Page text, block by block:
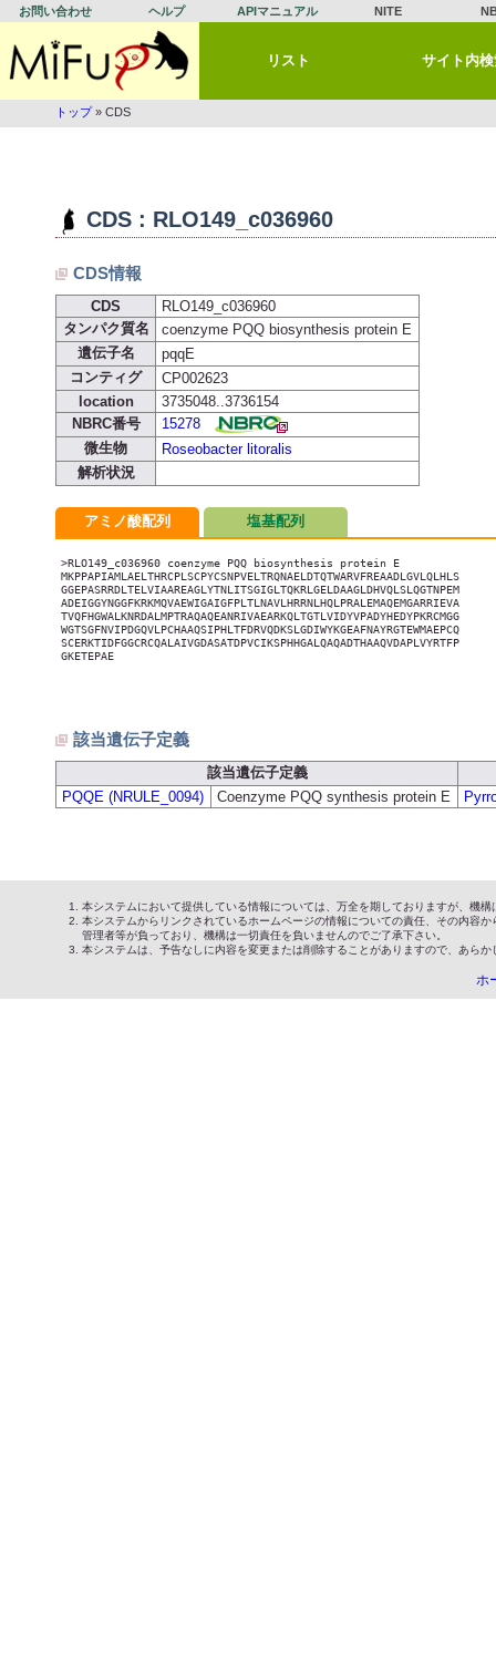
お問い合わせ ヘルプ APIマニュアル NITE
リスト サイト内
トップ» CDS
CDS : RLO149_c036960
CDS情報
CDS
RLO149_c036960
タンパク質名
coenzyme PQQ biosynthesis protein E
遺伝子名
pqqE
コンティグ
CP002623
location
3735048..3736154
NBRC番号
15278
微生物
Roseobacter litoralis
解析状況
アミノ酸配列 塩基配列
>RLO149_c036960 coenzyme PQQ biosynthesis protein E
MKPPAPIAMLAELTHRCPLSCPYCSNPVELTRQNAELDTQTWARVFREAADLGVLQLHLS
GGEPASRRDLTELVIAAREAGLYTNLITSGIGLTQKRLGELDAAGLDHVQLSLQGTNPEM
ADEIGGYNGGFKRKMQVAEWIGAIGFPLTLNAVLHRRNLHQLPRALEMAQEMGARRIEVA
TVQFHGWALKNRDALMPTRAQAQEANRIVAEARKQLTGTLVIDYVPADYHEDYPKRCMGG
WGTSGFNVIPDGQVLPCHAAQSIPHLTFDRVQDKSLGDIWYKGEAFNAYRGTEWMAEPCQ
SCERKTIDFGGCRCQALAIVGDASATDPVCIKSPHHGALQAQADTHAAQVDAPLVYRTFP
GKETEPAE
該当遺伝子定義
該当遺伝子定義
PQQE (NRULE_0094)
Coenzyme PQQ synthesis protein E
本システムにおいて提供している情報については、万全を期しておりますが、機
本システムからリンクされているホームページの情報についての責任、その内容
管理者等が負っており、機構は一切責任を負いませんのでご了承下さい。
本システムは、予告なしに内容を変更または削除することがありますので、あらか
ホ